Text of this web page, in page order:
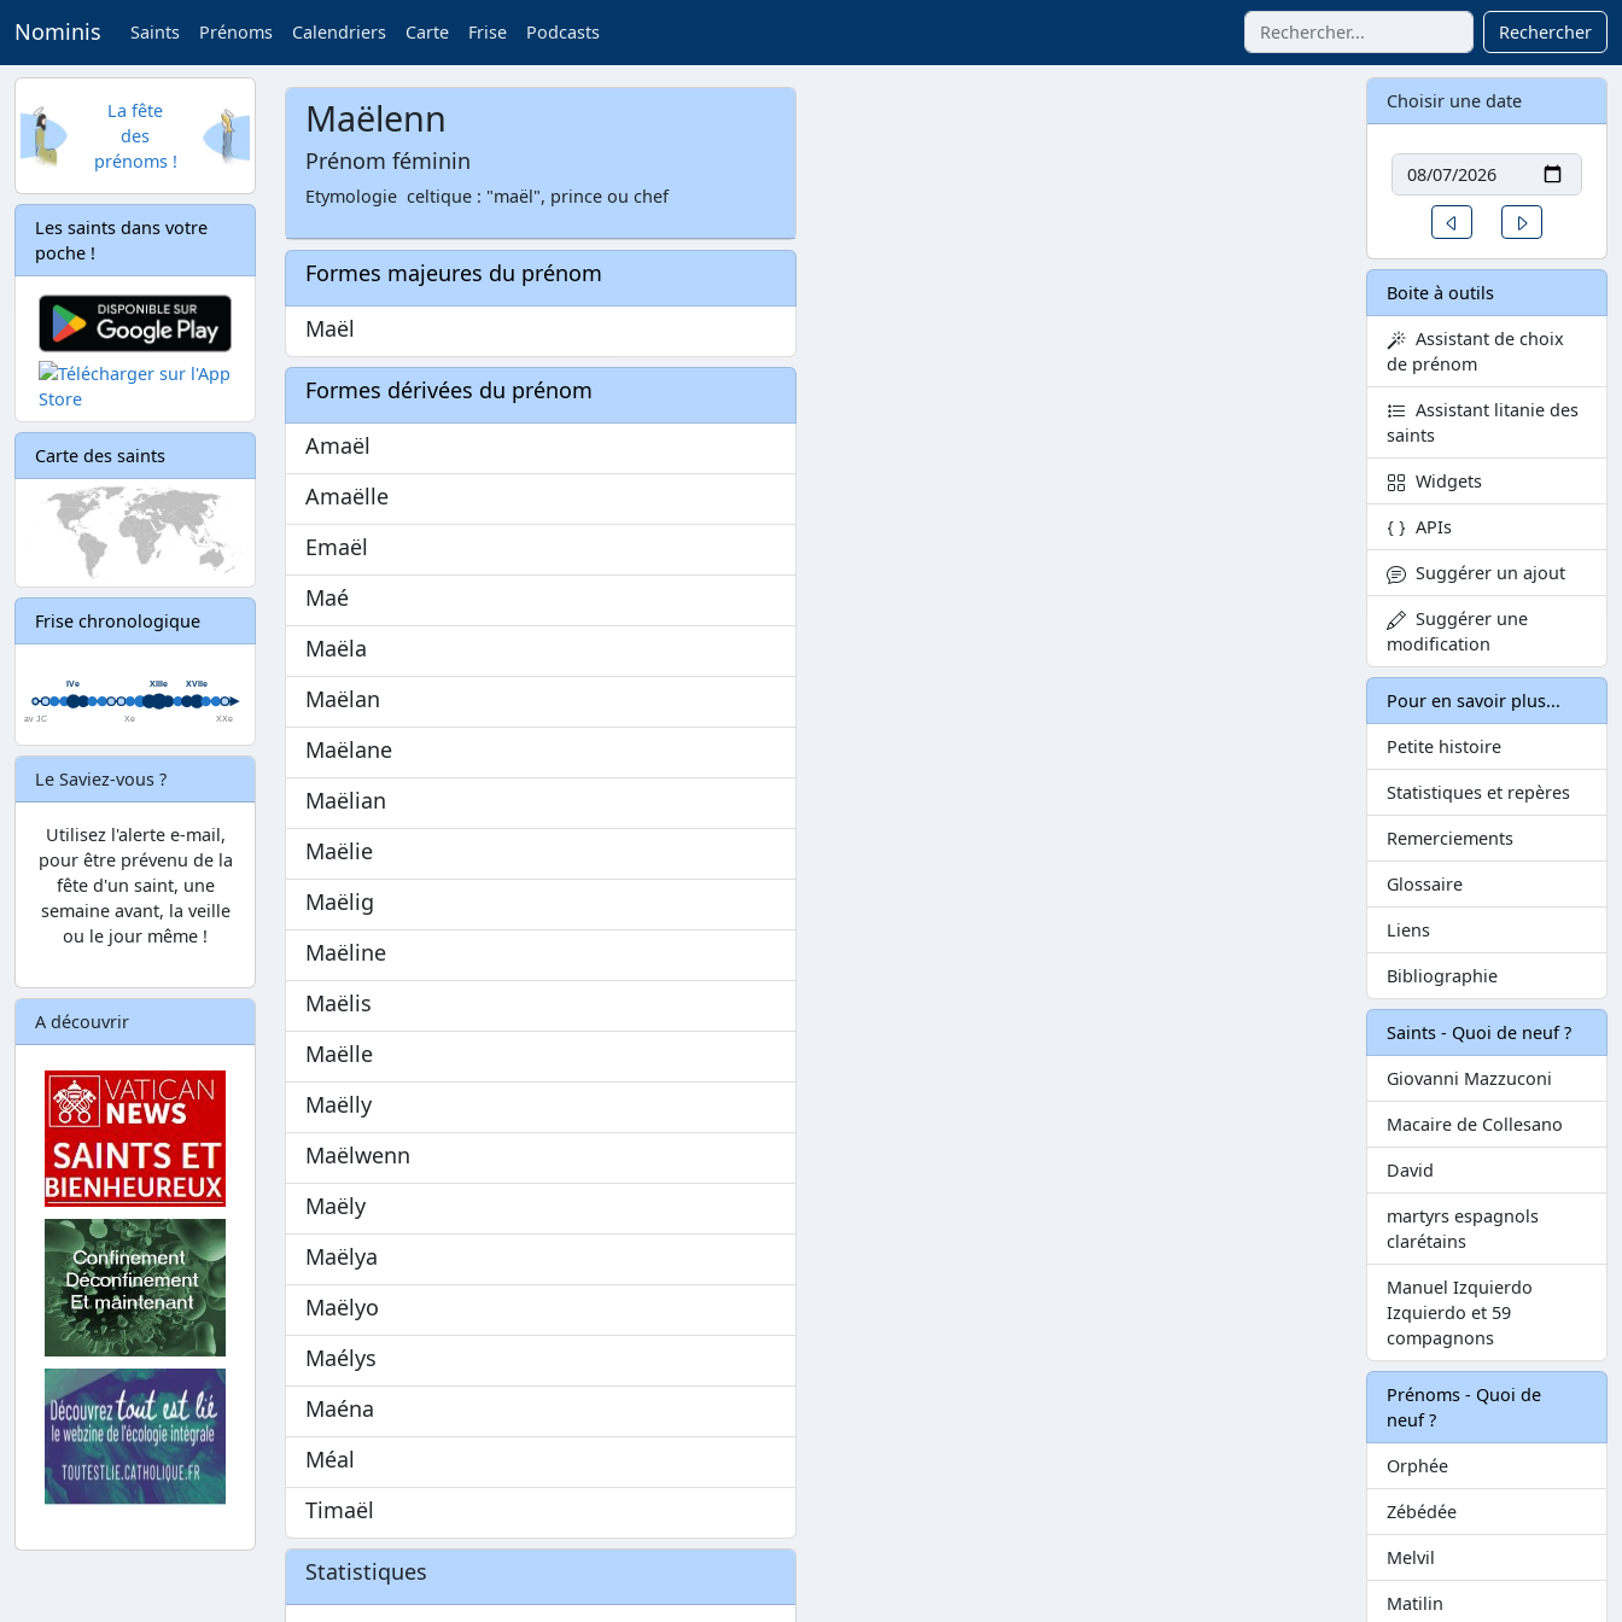
Nominis Saints Prénoms Calendriers Carte Frise Podcasts Rechercher
La fête
des
prénoms !
Les saints dans votre
poche !
Carte des saints
Frise chronologique
Le Saviez-vous ?
Utilisez l'alerte e-mail,
pour être prévenu de la
fête d'un saint, une
semaine avant, la veille
ou le jour même !
A découvrir
Maëlenn
Prénom féminin
Etymologie celtique : "maël", prince ou chef
Formes majeures du prénom
Maël
Formes dérivées du prénom
Amaël
Amaëlle
Emaël
Maé
Maëla
Maëlan
Maëlane
Maëlian
Maëlie
Maëlig
Maëline
Maëlis
Maëlle
Maëlly
Maëlwenn
Maëly
Maëlya
Maëlyo
Maélys
Maéna
Méal
Timaël
Statistiques
Choisir une date
Date
Un jour avant
Boite à outils
Assistant de choix
de prénom
Assistant litanie des
saints
Widgets
APIs
Suggérer un ajout
Suggérer une
modification
Pour en savoir plus...
Petite histoire
Statistiques et repères
Remerciements
Glossaire
Liens
Bibliographie
Saints - Quoi de neuf ?
Giovanni Mazzuconi
Macaire de Collesano
David
martyrs espagnols
clarétains
Manuel Izquierdo
Izquierdo et 59
compagnons
Prénoms - Quoi de
neuf ?
Orphée
Zébédée
Melvil
Matilin